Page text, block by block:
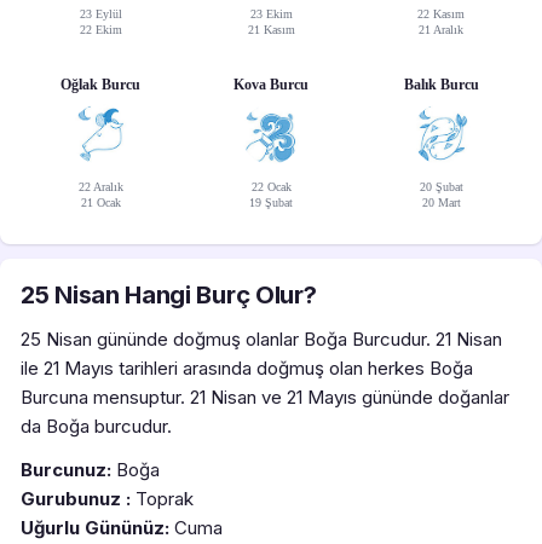
23 Eylül
22 Ekim
23 Ekim
21 Kasım
22 Kasım
21 Aralık
Oğlak Burcu
22 Aralık
21 Ocak
Kova Burcu
22 Ocak
19 Şubat
Balık Burcu
20 Şubat
20 Mart
25 Nisan Hangi Burç Olur?
25 Nisan gününde doğmuş olanlar Boğa Burcudur. 21 Nisan
ile 21 Mayıs tarihleri arasında doğmuş olan herkes Boğa
Burcuna mensuptur. 21 Nisan ve 21 Mayıs gününde doğanlar
da Boğa burcudur.
Burcunuz: Boğa
Gurubunuz : Toprak
Uğurlu Gününüz: Cuma